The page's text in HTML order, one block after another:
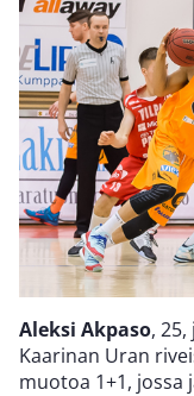
Aleksi Akpaso,
Kaarinan Uran
muotoa 1+1,